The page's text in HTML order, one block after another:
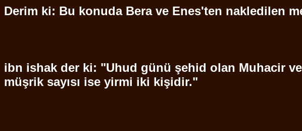
Derim ki: Bu konuda Bera ve Enes'ten nakledilen
ibn ishak der ki: "Uhud günü şehid olan Muhacir ve
müşrik sayısı ise yirmi iki kişidir."